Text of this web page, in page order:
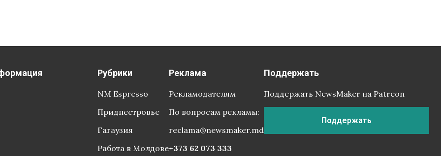
Рубрики
NM Espresso
Приднестровье
Гагаузия
Работа в Молдове
Реклама
Рекламодателям
По вопросам рекламы:
reclama@newsmaker.md
+373 62 073 333
Поддержать
Поддержать NewsMaker на Patreon
Поддержать